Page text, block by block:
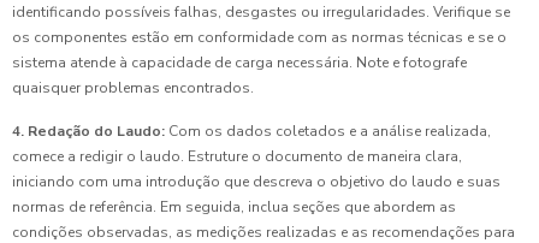
identificando possíveis falhas, desgastes ou irregularidades. Verifique se
os componentes estão em conformidade com as normas técnicas e se o
sistema atende à capacidade de carga necessária. Note e fotografe
quaisquer problemas encontrados.
4. Redação do Laudo: Com os dados coletados e a análise realizada,
comece a redigir o laudo. Estruture o documento de maneira clara,
iniciando com uma introdução que descreva o objetivo do laudo e suas
normas de referência. Em seguida, inclua seções que abordem as
condições observadas, as medições realizadas e as recomendações para